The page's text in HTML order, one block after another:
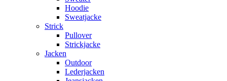
Hoodie
Sweatjacke
Strick
Pullover
Strickjacke
Jacken
Outdoor
Lederjacken